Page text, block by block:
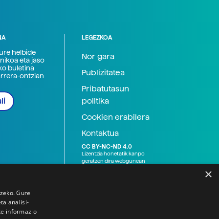
helbide
eta jaso
buletina
ontzian
LEGEZKOA
Nor gara
Publizitatea
Pribatutasun
politika
Cookien erabilera
Kontaktua
CC BY-NC-ND 4.0
Lizentzia honetatik kanpo
geratzen dira webgunean
×
Gure
analisi-
informazio